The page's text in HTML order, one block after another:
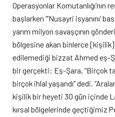
Operasyonlar Komutanlığı’nın
başlarken “‘Nusayri isyanını’
yarım milyon savaşçının
bölgesine akan binlerce [kişilik]
edilemediği bizzat Ahmed eş-
bir gerçekti: Eş-Şara, “Birçok
birçok ihlal yaşandı” dedi.
kişilik bir heyeti 30 gün içinde
kırsal bölgelerinde geçtiğimiz